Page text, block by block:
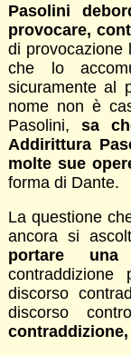
Pasolini
provocare,
di provocazione
che lo
sicuramente al
nome non è
Pasolini, sa
Addirittura
molte sue
forma di Dante.
La questione
ancora si
portare una
discorso
discorso